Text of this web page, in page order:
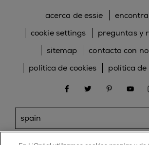
acerca de essie
cookie settings
preguntas y
sitemap
contacta con
política de cookies
política
facebooktwitter pinterest